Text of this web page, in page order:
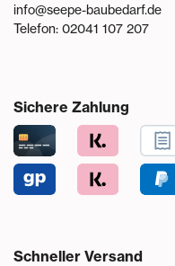
info@seepe-baubedarf.de
Telefon: 02041 107 207
Sichere Zahlung
Schneller Versand